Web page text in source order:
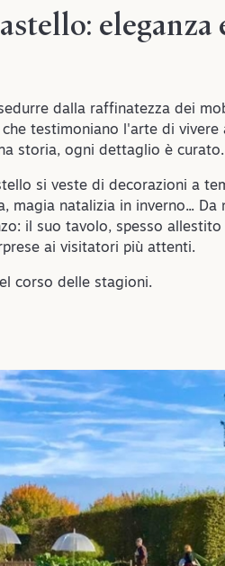
eleganza
dalla raffinatezza dei
testimoniano l'arte di vivere
storia, ogni dettaglio è curato.
si veste di decorazioni a
magia natalizia in inverno... Da
il suo tavolo, spesso
ai visitatori più attenti.
corso delle stagioni.